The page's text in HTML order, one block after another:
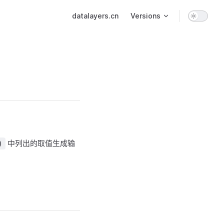
datalayers.cn Versions
中列出的取值生成输